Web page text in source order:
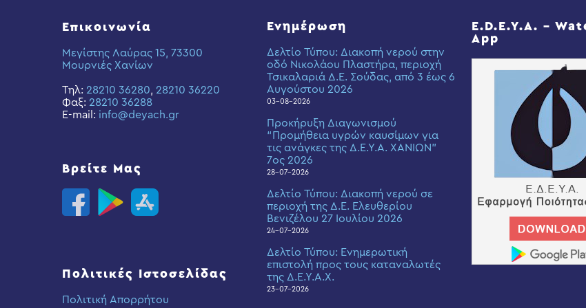
Επικοινωνία
Μεγίστης Λαύρας 15, 73300
Μουρνιές Χανίων
Τηλ: 28210 36280, 28210 36220
Φαξ: 28210 36288
E-mail: info@deyach.gr
Βρείτε Μας
Πολιτικές Ιστοσελίδας
Πολιτική Απορρήτου
Ενημέρωση
Δελτίο Τύπου: Διακοπή νερού στην
οδό Νικολάου Πλαστήρα, περιοχή
Τσικαλαριά Δ.Ε. Σούδας, από 3 έως 6
Αυγούστου 2026
03-08-2026
Προκήρυξη Διαγωνισμού
“Προμήθεια υγρών καυσίμων για
τις ανάγκες της Δ.Ε.Υ.Α. ΧΑΝΙΩΝ”
7ος 2026
28-07-2026
Δελτίο Τύπου: Διακοπή νερού σε
περιοχή της Δ.Ε. Ελευθερίου
Βενιζέλου 27 Ιουλίου 2026
24-07-2026
Δελτίο Τύπου: Eνημερωτική
επιστολή προς τους καταναλωτές
της Δ.Ε.Υ.Α.Χ.
23-07-2026
E.D.E.Y.A. –
App